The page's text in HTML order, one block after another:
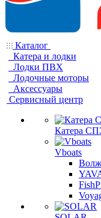
Каталог
Катера и лодки
Лодки ПВХ
Лодочные моторы
Аксессуары
Сервисный центр
Катера
Vboats